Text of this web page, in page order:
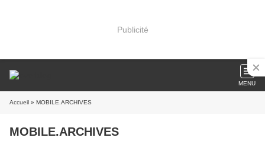
Publicité
MENU
Accueil » MOBILE.ARCHIVES
MOBILE.ARCHIVES